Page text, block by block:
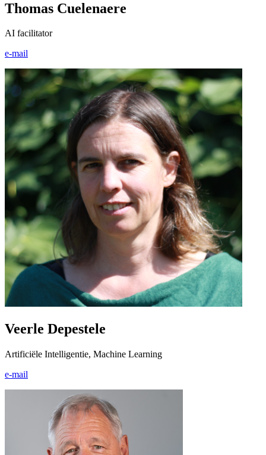
Thomas Cuelenaere
AI facilitator
e-mail
Veerle Depestele
Artificiële Intelligentie, Machine Learning
e-mail